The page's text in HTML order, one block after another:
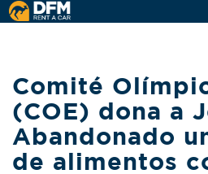
Comité
(COE) dona a
Abandonado
de alimentos